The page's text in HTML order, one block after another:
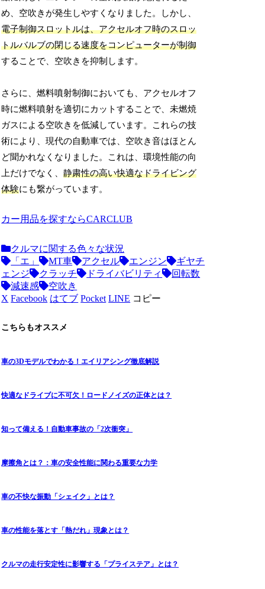
め、空吹きが発生しやすくなりました。しかし、
電子制御スロットルは、アクセルオフ時のスロッ
トルバルブの閉じる速度をコンピューターが制御
することで、空吹きを抑制します。
さらに、燃料噴射制御においても、アクセルオフ
時に燃料噴射を適切にカットすることで、未燃焼
ガスによる空吹きを低減しています。これらの技
術により、現代の自動車では、空吹き音はほとん
ど聞かれなくなりました。これは、環境性能の向
上だけでなく、静粛性の高い快適なドライビング
体験にも繋がっています。
カー用品を探すならCARCLUB
クルマに関する色々な状況
「エ」
MT車 アクセル エンジン
ギヤチ
ェンジ
クラッチ ドライバビリティ
回転数
減速感
空吹き
X Facebook はてブ Pocket LINE コピー
こちらもオススメ
車の3Dモデルでわかる！エイリアシング徹底解説
快適なドライブに不可欠！ロードノイズの正体とは？
知って備える！自動車事故の「2次衝突」
摩擦角とは？：車の安全性能に関わる重要な力学
車の不快な振動「シェイク」とは？
車の性能を落とす「熱だれ」現象とは？
クルマの走行安定性に影響する「プライステア」とは？